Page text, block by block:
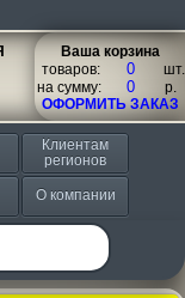
Ваша корзина
товаров:
шт.
на сумму:
p.
ОФОРМИТЬ ЗАКАЗ
Клиентам
регионов
О компании